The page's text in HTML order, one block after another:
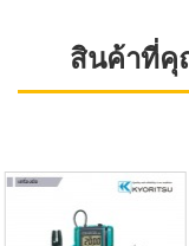
สินค้าที่คุ